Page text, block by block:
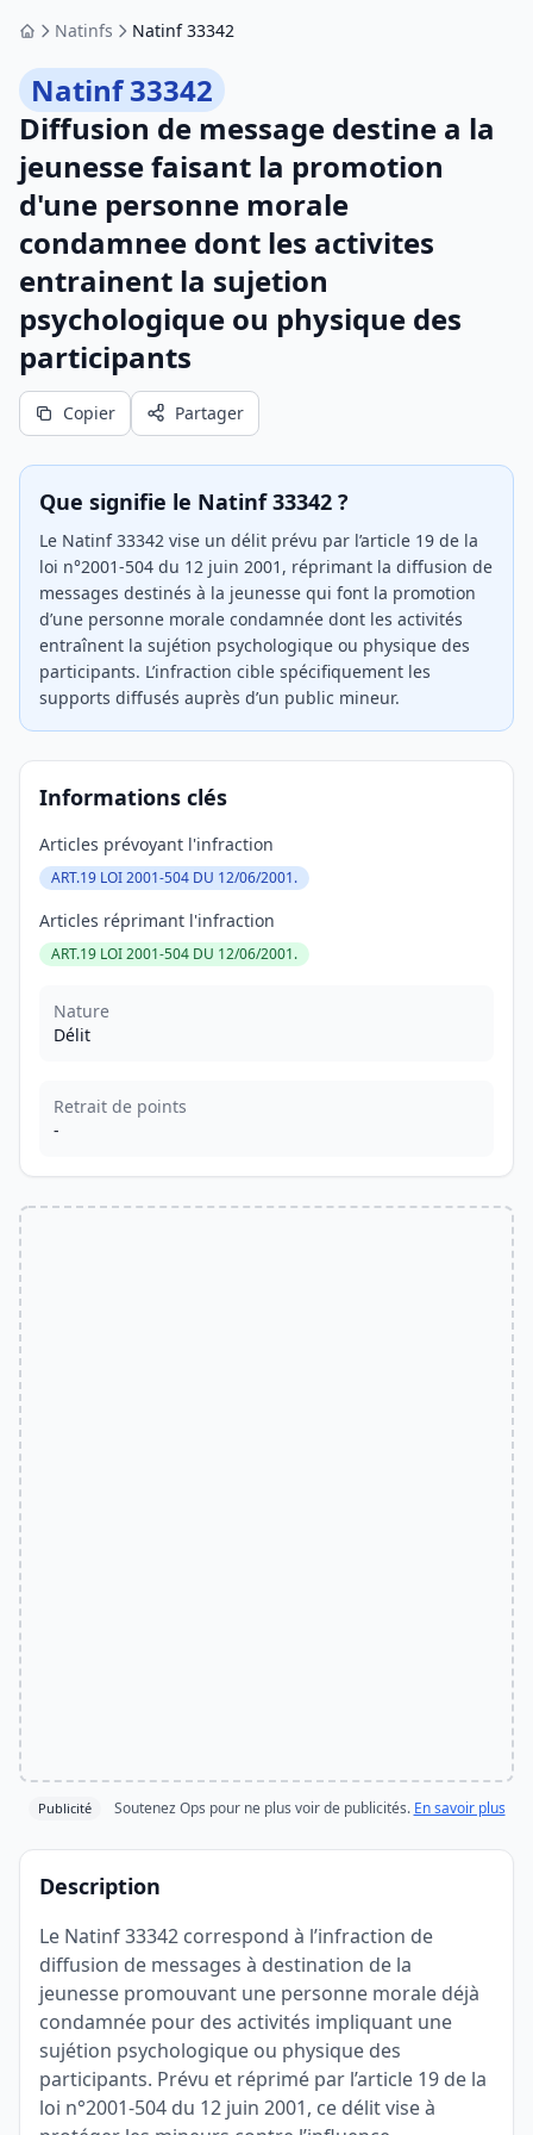
AccueilNatinfs Natinf 33342
Natinf 33342
Diffusion de message destine a la
jeunesse faisant la promotion
d'une personne morale
condamnee dont les activites
entrainent la sujetion
psychologique ou physique des
participants
Copier Partager
Que signifie le Natinf 33342 ?
Le Natinf 33342 vise un délit prévu par l’article 19 de la
loi n°2001-504 du 12 juin 2001, réprimant la diffusion de
messages destinés à la jeunesse qui font la promotion
d’une personne morale condamnée dont les activités
entraînent la sujétion psychologique ou physique des
participants. L’infraction cible spécifiquement les
supports diffusés auprès d’un public mineur.
Informations clés
Articles prévoyant l'infraction
ART.19 LOI 2001-504 DU 12/06/2001.
Articles réprimant l'infraction
ART.19 LOI 2001-504 DU 12/06/2001.
Nature
Délit
Retrait de points
-
Publicité Soutenez Ops pour ne plus voir de publicités. En savoir plus
Description
Le Natinf 33342 correspond à l’infraction de
diffusion de messages à destination de la
jeunesse promouvant une personne morale déjà
condamnée pour des activités impliquant une
sujétion psychologique ou physique des
participants. Prévu et réprimé par l’article 19 de la
loi n°2001-504 du 12 juin 2001, ce délit vise à